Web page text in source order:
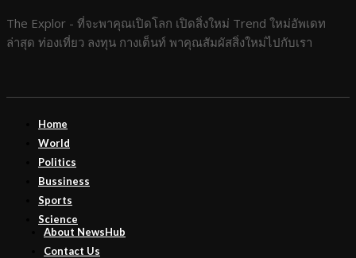
The Explor - ที่จะพาคุณเปิดโลก เปิดสิ่งใหม่ Trend ใหม่อัพเดท
ล่าสุด ท่องเที่ยว ลงทุน กางเต็นท์ พาคุณสัมผัสสิ่งใหม่ไปกับเรา
Home
World
Politics
Bussiness
Sports
Science
About NewsHub
Contact Us